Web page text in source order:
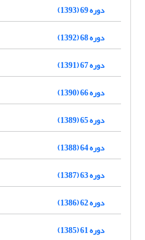
دوره 69 (1393)
دوره 68 (1392)
دوره 67 (1391)
دوره 66 (1390)
دوره 65 (1389)
دوره 64 (1388)
دوره 63 (1387)
دوره 62 (1386)
دوره 61 (1385)